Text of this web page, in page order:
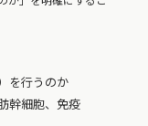
を行うのか
幹細胞、免疫